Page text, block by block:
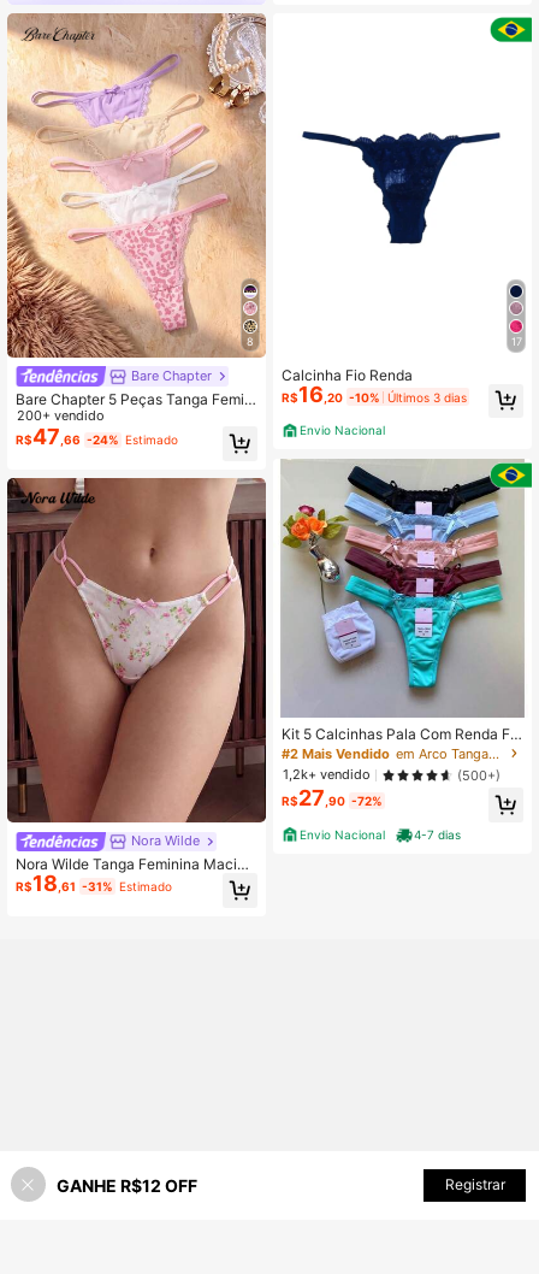
8
Bare Chapter
Bare Chapter 5 Peças Tanga Femini
na com Laço Frontal, Renda e Esta
mpa de Leopardo
200+ vendido
R$47,66 -24% Estimado
Nora Wilde
Nora Wilde Tanga Feminina Macia
e Sexy com Estampa Floral e Laço
Decorativo
R$18 ,61 -31% Estimado
17
Calcinha Fio Renda
R$16 ,20 -10% Últimos 3 dias
Envio Nacional
Kit 5 Calcinhas Pala Com Renda Fio
Dental Lingerie Feminina Tanga Co
nforto
#2 Mais Vendido
em Arco Tangas femininas
1,2k+ vendido
(500+)
R$27 ,90 -72%
Envio Nacional 4-7 dias
19% OFF! ADICIONAR AO CARRINHO
GANHE R$12 OFF Registrar